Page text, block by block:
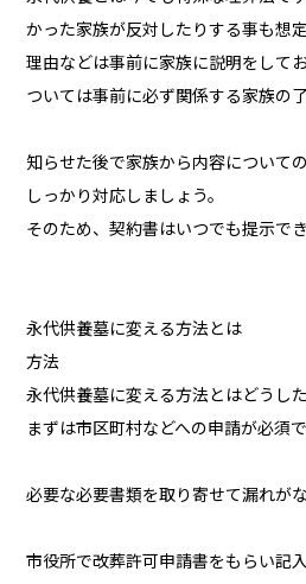
かった家族が反対したりする事も想定
理由などは事前に家族に説明をして
ついては事前に必ず関係する家族の
知らせた後で家族から内容について
しっかり対応しましょう。
そのため、契約書はいつでも提示で
永代供養墓に変える方法とは
方法
永代供養墓に変える方法とはどうし
まずは市区町村などへの申請が必須で
必要な必要書類を取り寄せて漏れが
市役所で改葬許可申請書をもらい記入